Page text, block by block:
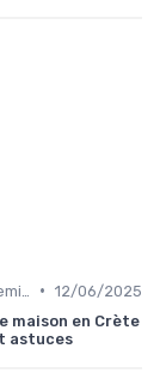
• 12/06/2025
maison en Crète
astuces